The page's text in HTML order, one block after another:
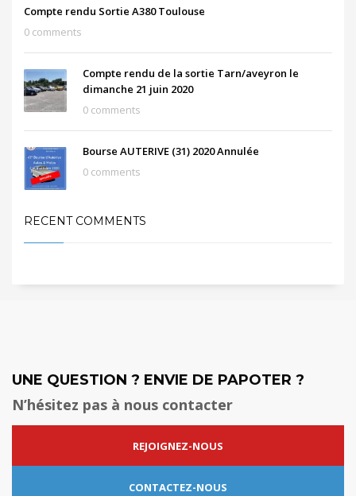
Compte rendu Sortie A380 Toulouse
0 comments
Compte rendu de la sortie Tarn/aveyron le
dimanche 21 juin 2020
0 comments
Bourse AUTERIVE (31) 2020 Annulée
0 comments
RECENT COMMENTS
UNE QUESTION ? ENVIE DE PAPOTER ?
N’hésitez pas à nous contacter
REJOIGNEZ-NOUS
CONTACTEZ-NOUS